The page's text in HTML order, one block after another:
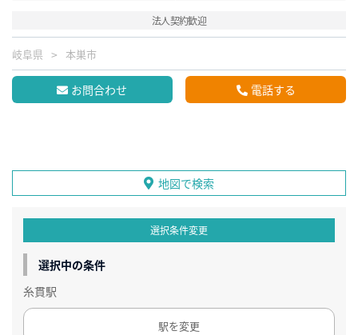
法人契約歓迎
岐阜県 本巣市
お問合わせ 電話する
地図で検索
選択条件変更
選択中の条件
糸貫駅
駅を変更